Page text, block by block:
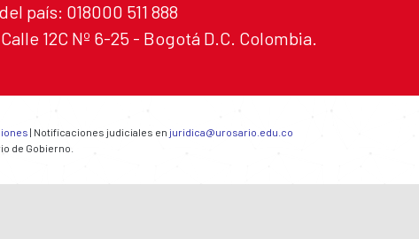
país: 018000 511 888
12C Nº 6-25 - Bogotá D.C. Colombia.
| Notificaciones judiciales en juridica@urosario.edu.co
de Gobierno.